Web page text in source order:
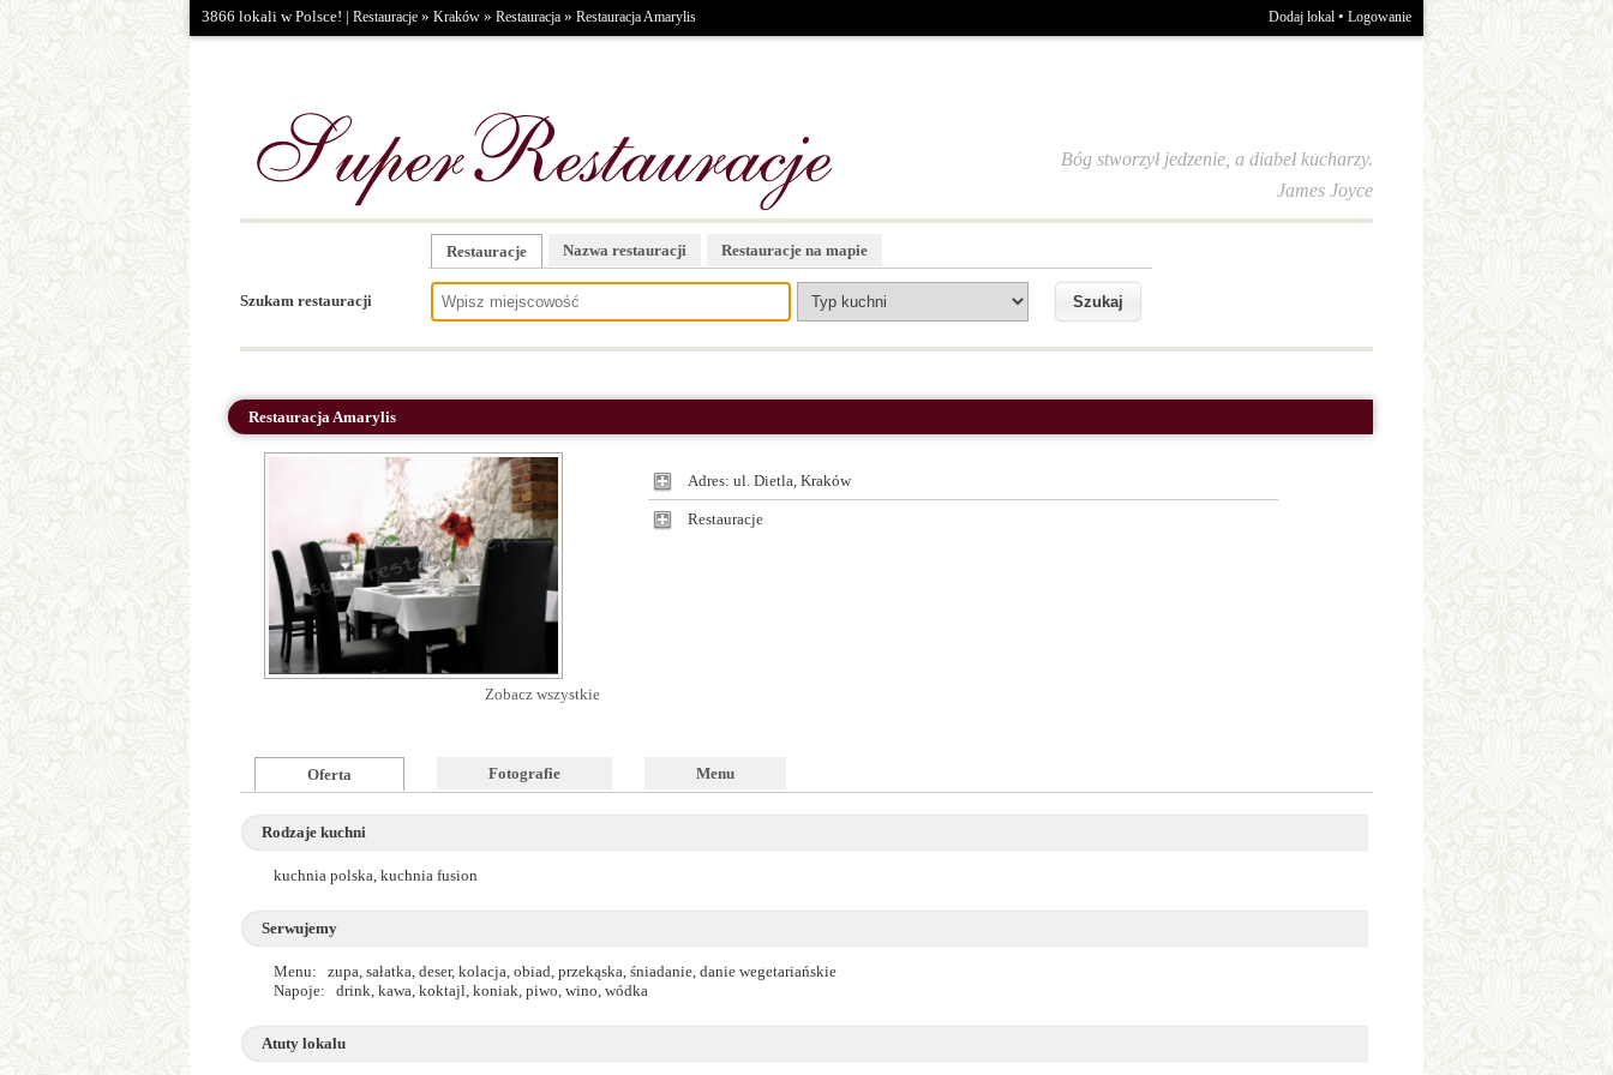
3866 lokali w Polsce! | Restauracje » Kraków » Restauracja » Restauracja Amarylis Dodaj lokal • Logowanie
Bóg stworzył jedzenie, a diabeł kucharzy.
James Joyce
Szukam restauracji
Restauracje Nazwa restauracji Restauracje na mapie
Restauracja Amarylis
Zobacz wszystkie
Adres: ul. Dietla, Kraków
Restauracje
Oferta Fotografie Menu
Rodzaje kuchni
kuchnia polska, kuchnia fusion
Serwujemy
Menu: zupa, sałatka, deser, kolacja, obiad, przekąska, śniadanie, danie wegetariańskie
Napoje: drink, kawa, koktajl, koniak, piwo, wino, wódka
Atuty lokalu